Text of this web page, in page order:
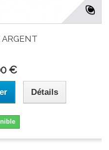
€
Détails